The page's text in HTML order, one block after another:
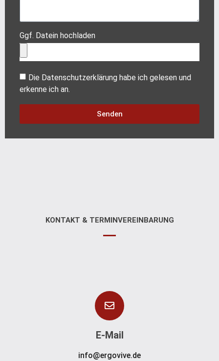
Ggf. Datein hochladen
Die Datenschutzerklärung habe ich gelesen und
erkenne ich an.
Senden
KONTAKT & TERMINVEREINBARUNG
E-Mail
info@ergovive.de